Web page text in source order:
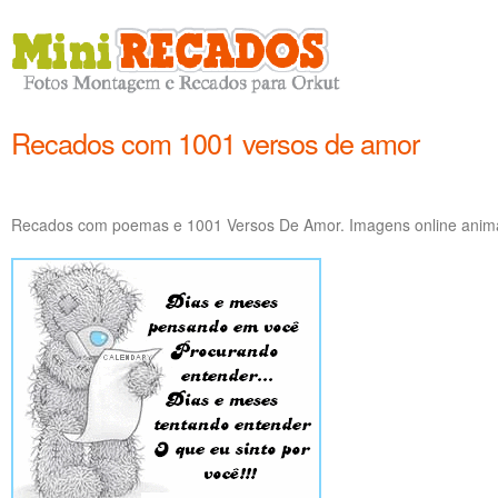
Recados com 1001 versos de amor
Recados com poemas e 1001 Versos De Amor. Imagens online